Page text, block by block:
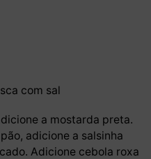
com sal
a mostarda preta.
adicione a salsinha
Adicione cebola roxa